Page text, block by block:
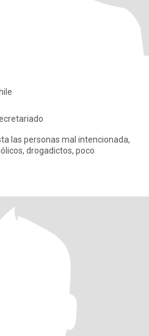
las personas mal intencionada,
drogadictos, poco